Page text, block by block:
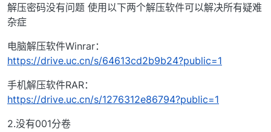
解压密码没有问题 使用以下两个解压软件可以解决所有疑难
杂症
电脑解压软件Winrar：
https://drive.uc.cn/s/64613cd2b9b24?public=1
手机解压软件RAR：
https://drive.uc.cn/s/1276312e86794?public=1
2.没有001分卷